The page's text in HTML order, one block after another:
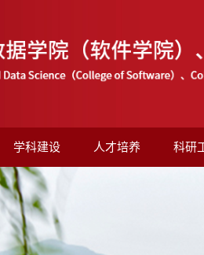
学科建设 人才培养 科研